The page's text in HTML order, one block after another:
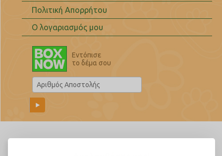
Πολιτική Απορρήτου
Ο λογαριασμός μου
Εντόπισε
το δέμα σου